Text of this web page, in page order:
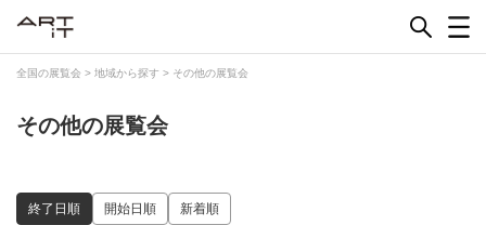
全国の展覧会 > 地域から探す > その他の展覧会
その他の展覧会
終了日順 開始日順 新着順